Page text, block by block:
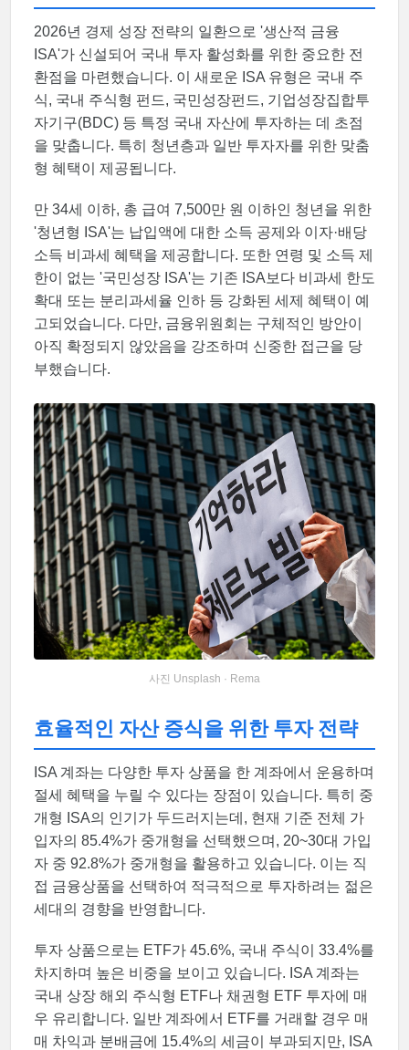
2026년 경제 성장 전략의 일환으로 '생산적 금융
ISA'가 신설되어 국내 투자 활성화를 위한 중요한 전
환점을 마련했습니다. 이 새로운 ISA 유형은 국내 주
식, 국내 주식형 펀드, 국민성장펀드, 기업성장집합투
자기구(BDC) 등 특정 국내 자산에 투자하는 데 초점
을 맞춥니다. 특히 청년층과 일반 투자자를 위한 맞춤
형 혜택이 제공됩니다.
만 34세 이하, 총 급여 7,500만 원 이하인 청년을 위한
'청년형 ISA'는 납입액에 대한 소득 공제와 이자·배당
소득 비과세 혜택을 제공합니다. 또한 연령 및 소득 제
한이 없는 '국민성장 ISA'는 기존 ISA보다 비과세 한도
확대 또는 분리과세율 인하 등 강화된 세제 혜택이 예
고되었습니다. 다만, 금융위원회는 구체적인 방안이
아직 확정되지 않았음을 강조하며 신중한 접근을 당
부했습니다.
사진 Unsplash · Rema
효율적인 자산 증식을 위한 투자 전략
ISA 계좌는 다양한 투자 상품을 한 계좌에서 운용하며
절세 혜택을 누릴 수 있다는 장점이 있습니다. 특히 중
개형 ISA의 인기가 두드러지는데, 현재 기준 전체 가
입자의 85.4%가 중개형을 선택했으며, 20~30대 가입
자 중 92.8%가 중개형을 활용하고 있습니다. 이는 직
접 금융상품을 선택하여 적극적으로 투자하려는 젊은
세대의 경향을 반영합니다.
투자 상품으로는 ETF가 45.6%, 국내 주식이 33.4%를
차지하며 높은 비중을 보이고 있습니다. ISA 계좌는
국내 상장 해외 주식형 ETF나 채권형 ETF 투자에 매
우 유리합니다. 일반 계좌에서 ETF를 거래할 경우 매
매 차익과 분배금에 15.4%의 세금이 부과되지만, ISA